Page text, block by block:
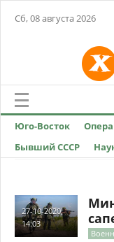
Сб, 08 августа 2026
Юго-Восток
Бывший СССР
27-10-2020,
14:03